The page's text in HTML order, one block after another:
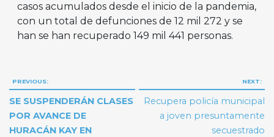
casos acumulados desde el inicio de la pandemia,
con un total de defunciones de 12 mil 272 y se
han se han recuperado 149 mil 441 personas.
Navegación
de
entradas
PREVIOUS:
SE SUSPENDERÁN CLASES
POR AVANCE DE
HURACÁN KAY EN
NEXT:
Recupera policía municipal
a joven presuntamente
secuestrado